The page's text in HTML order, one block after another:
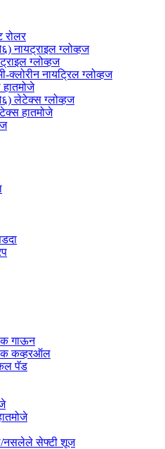
रोलर
ग्लोव्हज
ग्लोव्हज
नायट्रिल ग्लोव्हज
लेटेक्स ग्लोव्हज
हातमोजे
गाऊन
कव्हरऑल
पॅड
नसलेले सेफ्टी शूज